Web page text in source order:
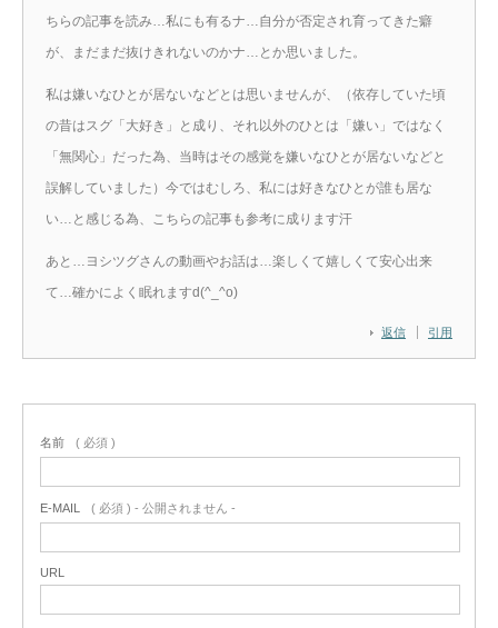
返信 引用
ちらの記事を読み…私にも有るナ…自分が否定され育ってきた癖
が、まだまだ抜けきれないのかナ…とか思いました。
私は嫌いなひとが居ないなどとは思いませんが、（依存していた頃
の昔はスグ「大好き」と成り、それ以外のひとは「嫌い」ではなく
「無関心」だった為、当時はその感覚を嫌いなひとが居ないなどと
誤解していました）今ではむしろ、私には好きなひとが誰も居な
い…と感じる為、こちらの記事も参考に成ります汗
あと…ヨシツグさんの動画やお話は…楽しくて嬉しくて安心出来
て…確かによく眠れますd(^_^o)
名前 ( 必須 )
E-MAIL ( 必須 ) - 公開されません -
URL